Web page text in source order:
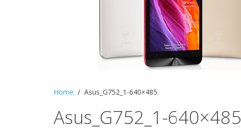
Home Asus_G752_1-640×485
Asus_G752_1-640×485